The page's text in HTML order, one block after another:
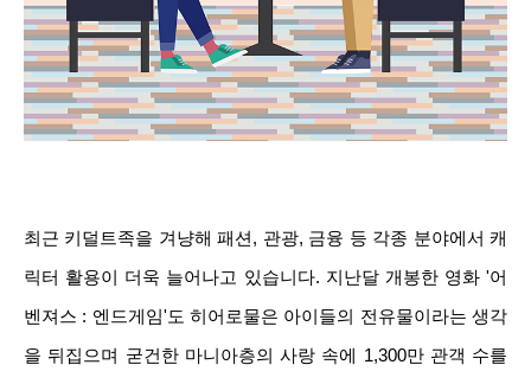
최근 키덜트족을 겨냥해 패션, 관광, 금융 등 각종 분야에서 캐
릭터 활용이 더욱 늘어나고 있습니다. 지난달 개봉한 영화 '어
벤져스 : 엔드게임'도 히어로물은 아이들의 전유물이라는 생각
을 뒤집으며 굳건한 마니아층의 사랑 속에 1,300만 관객 수를